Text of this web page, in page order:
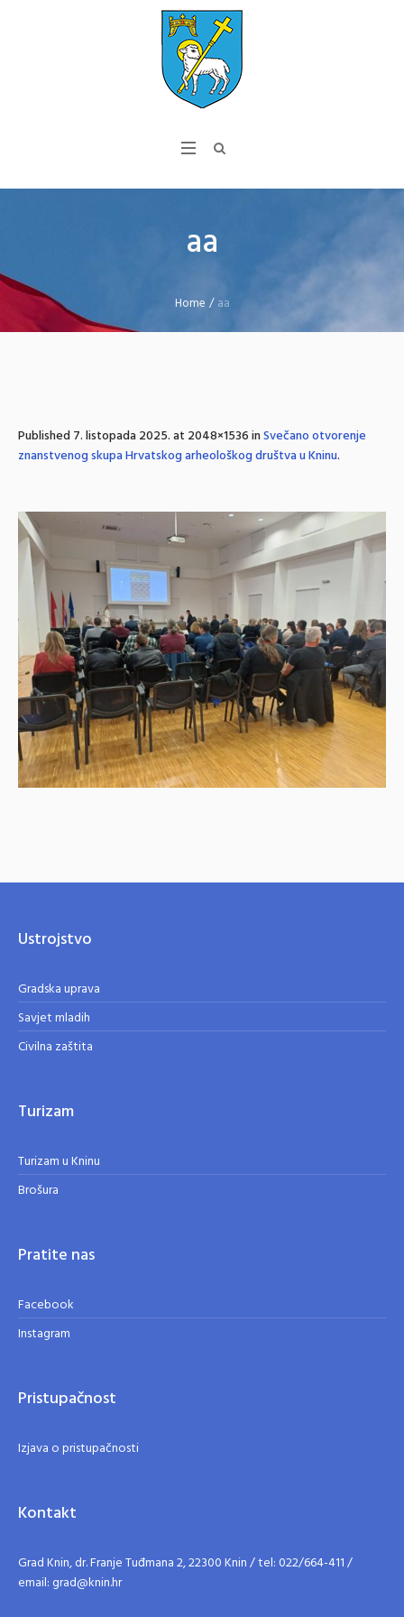
aa
Home /aa
Published7. listopada 2025.at 2048×1536 inSvečano otvorenje
znanstvenog skupa Hrvatskog arheološkog društva u Kninu.
Ustrojstvo
Gradska uprava
Savjet mladih
Civilna zaštita
Turizam
Turizam u Kninu
Brošura
Pratite nas
Facebook
Instagram
Pristupačnost
Izjava o pristupačnosti
Kontakt
Grad Knin, dr. Franje Tuđmana 2, 22300 Knin / tel: 022/664-411 /
email: grad@knin.hr